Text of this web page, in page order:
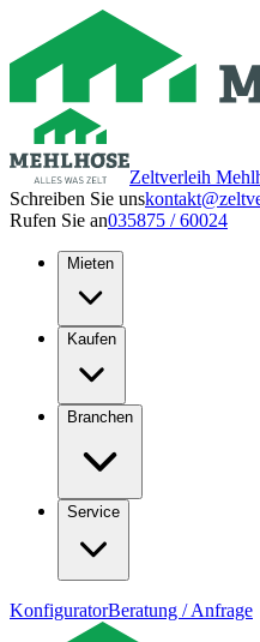
Zeltverleih
Schreiben Sie uns
Rufen Sie an035875 / 60024
Mieten
Kaufen
Branchen
Service
KonfiguratorBeratung / Anfrage